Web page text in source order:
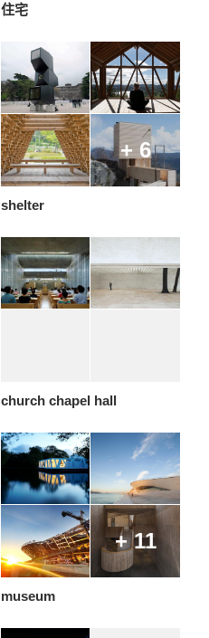
住宅
+ 6
shelter
church chapel hall
+ 11
museum